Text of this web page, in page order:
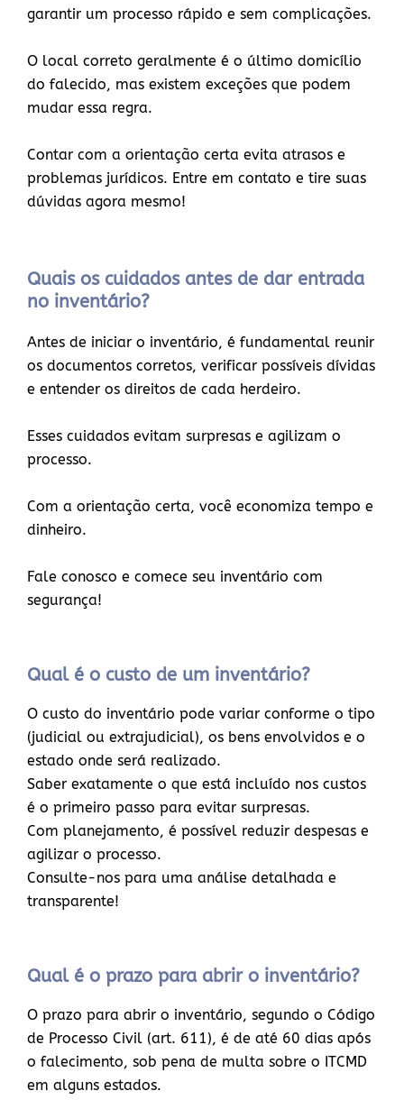
garantir um processo rápido e sem complicações.
O local correto geralmente é o último domicílio
do falecido, mas existem exceções que podem
mudar essa regra.
Contar com a orientação certa evita atrasos e
problemas jurídicos. Entre em contato e tire suas
dúvidas agora mesmo!
Quais os cuidados antes de dar entrada
no inventário?
Antes de iniciar o inventário, é fundamental reunir
os documentos corretos, verificar possíveis dívidas
e entender os direitos de cada herdeiro.
Esses cuidados evitam surpresas e agilizam o
processo.
Com a orientação certa, você economiza tempo e
dinheiro.
Fale conosco e comece seu inventário com
segurança!
Qual é o custo de um inventário?
O custo do inventário pode variar conforme o tipo
(judicial ou extrajudicial), os bens envolvidos e o
estado onde será realizado.
Saber exatamente o que está incluído nos custos
é o primeiro passo para evitar surpresas.
Com planejamento, é possível reduzir despesas e
agilizar o processo.
Consulte-nos para uma análise detalhada e
transparente!
Qual é o prazo para abrir o inventário?
O prazo para abrir o inventário, segundo o Código
de Processo Civil (art. 611), é de até 60 dias após
o falecimento, sob pena de multa sobre o ITCMD
em alguns estados.